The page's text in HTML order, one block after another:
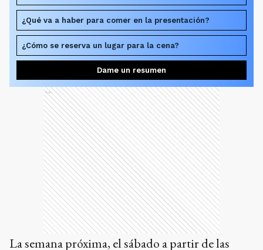
¿Qué va a haber para comer en la presentación?
¿Cómo se reserva un lugar para la cena?
Dame un resumen
Ads
La semana próxima, el sábado a partir de las